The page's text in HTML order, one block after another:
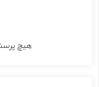
هیچ